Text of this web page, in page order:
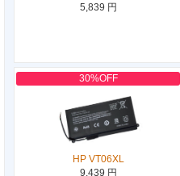
5,839 円
30%OFF
HP VT06XL
9,439 円